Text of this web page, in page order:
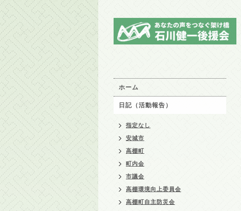
ホーム
日記（活動報告）
指定なし
安城市
高棚町
町内会
市議会
高棚環境向上委員会
高棚町自主防災会